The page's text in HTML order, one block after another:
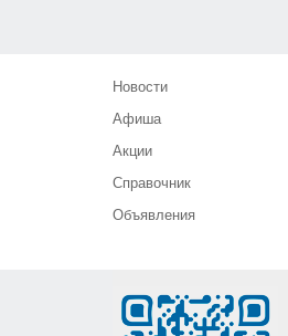
Новости
Афиша
Акции
Справочник
Объявления